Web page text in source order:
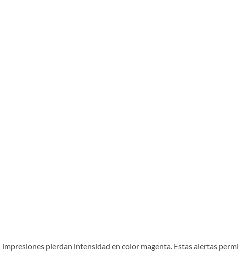
pierdan intensidad en color magenta. Estas alertas